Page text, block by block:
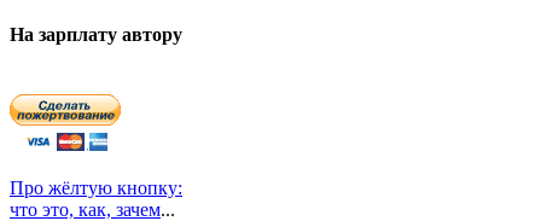
На зарплату автору
Про жёлтую кнопку:
что это, как, зачем...